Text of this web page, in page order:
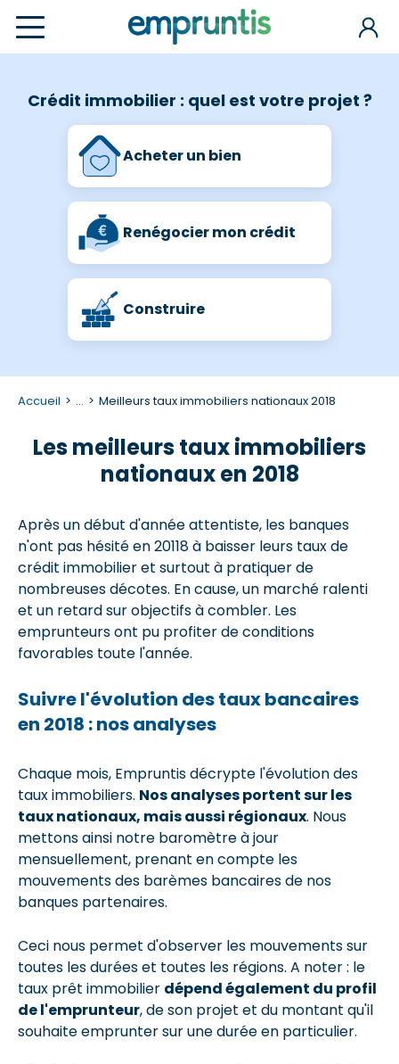
Crédit immobilier : quel est votre projet ?
Acheter un bien
Renégocier mon crédit
Construire
Accueil ... Meilleurs taux immobiliers nationaux 2018
Les meilleurs taux immobiliers
nationaux en 2018
Après un début d'année attentiste, les banques
n'ont pas hésité en 20118 à baisser leurs taux de
crédit immobilier et surtout à pratiquer de
nombreuses décotes. En cause, un marché ralenti
et un retard sur objectifs à combler. Les
emprunteurs ont pu profiter de conditions
favorables toute l'année.
Suivre l'évolution des taux bancaires
en 2018 : nos analyses
Chaque mois, Empruntis décrypte l'évolution des
taux immobiliers. Nos analyses portent sur les
taux nationaux, mais aussi régionaux. Nous
mettons ainsi notre baromètre à jour
mensuellement, prenant en compte les
mouvements des barèmes bancaires de nos
banques partenaires.
Ceci nous permet d'observer les mouvements sur
toutes les durées et toutes les régions. A noter : le
taux prêt immobilier dépend également du profil
de l'emprunteur, de son projet et du montant qu'il
souhaite emprunter sur une durée en particulier.